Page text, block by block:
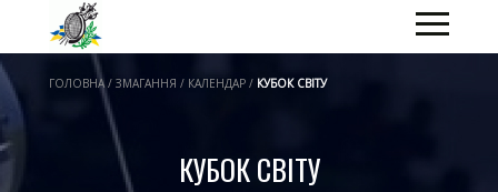
ГОЛОВНА / ЗМАГАННЯ / КАЛЕНДАР / КУБОК СВІТУ
КУБОК СВІТУ